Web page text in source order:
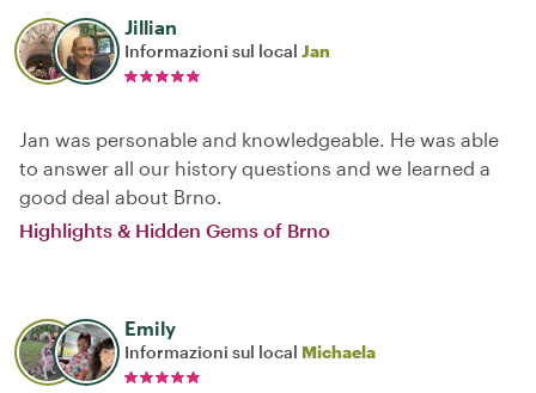
Jillian
Informazioni sul local Jan
Jan was personable and knowledgeable. He was able
to answer all our history questions and we learned a
good deal about Brno.
Highlights & Hidden Gems of Brno
Emily
Informazioni sul local Michaela